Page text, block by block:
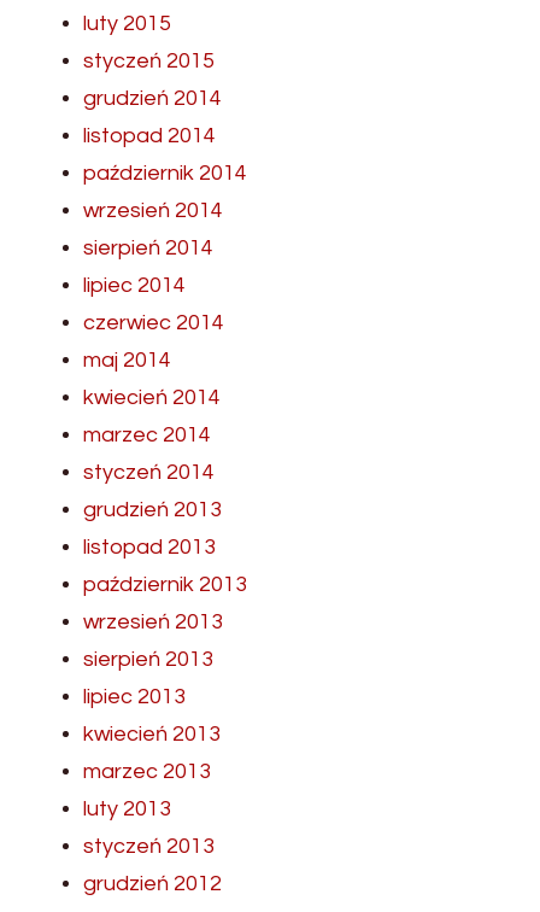
luty 2015
styczeń 2015
grudzień 2014
listopad 2014
październik 2014
wrzesień 2014
sierpień 2014
lipiec 2014
czerwiec 2014
maj 2014
kwiecień 2014
marzec 2014
styczeń 2014
grudzień 2013
listopad 2013
październik 2013
wrzesień 2013
sierpień 2013
lipiec 2013
kwiecień 2013
marzec 2013
luty 2013
styczeń 2013
grudzień 2012